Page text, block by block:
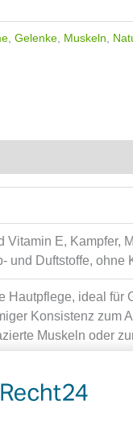
,Gelenke Muskeln
Vitamin E, Kampfer,
und Duftstoffe,
Hautpflege, ideal für
Konsistenz zum
Muskeln oder